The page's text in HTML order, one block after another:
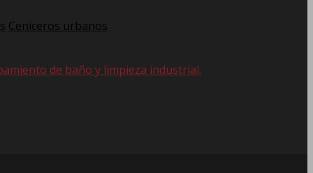
Ceniceros urbanos
de baño y limpieza industrial.